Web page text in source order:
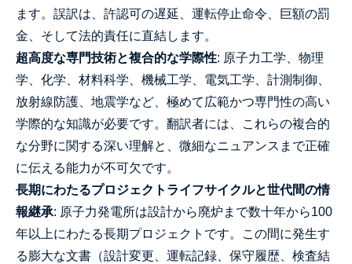
ます。誤訳は、許認可の遅延、運転停止命令、巨額の罰
金、そして法的責任に直結します。
超高度な専門技術と複合的な学際性: 原子力工学、物理
学、化学、材料科学、機械工学、電気工学、計測制御、
放射線防護、地震学など、極めて広範かつ専門性の高い
学際的な知識が必要です。翻訳者には、これらの複合的
な分野に関する深い理解と、微細なニュアンスまで正確
に伝える能力が不可欠です。
長期にわたるプロジェクトライフサイクルと世代間の情
報継承: 原子力発電所は設計から廃炉まで数十年から100
年以上にわたる長期プロジェクトです。この間に発生す
る膨大な文書（設計変更、運転記録、保守履歴、検査結